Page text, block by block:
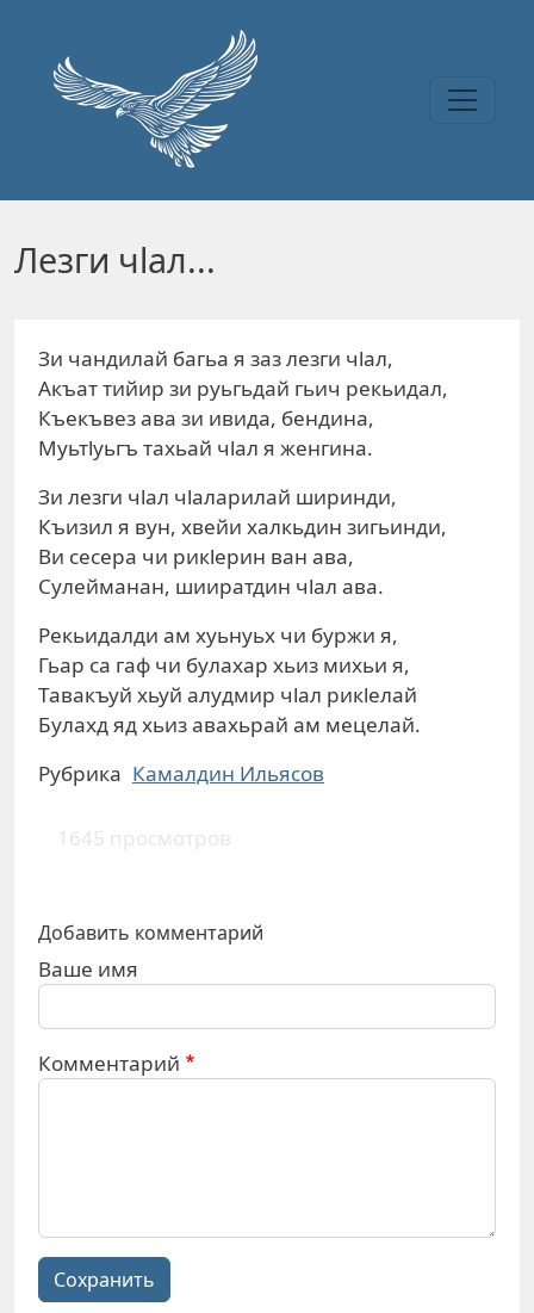
Лезги чlал...
Зи чандилай багьа я заз лезги чlал,
Акъат тийир зи руьгьдай гьич рекьидал,
Къекъвез ава зи ивида, бендина,
Муьтlуьгъ тахьай чlал я женгина.
Зи лезги чlал чlаларилай ширинди,
Къизил я вун, хвейи халкьдин зигьинди,
Ви сесера чи рикlерин ван ава,
Сулейманан, шииратдин чlал ава.
Рекьидалди ам хуьнуьх чи буржи я,
Гьар са гаф чи булахар хьиз михьи я,
Тавакъуй хьуй алудмир чlал рикlелай
Булахд яд хьиз авахьрай ам мецелай.
Рубрика Камалдин Ильясов
1645 просмотров
Добавить комментарий
Ваше имя
Комментарий
Сохранить